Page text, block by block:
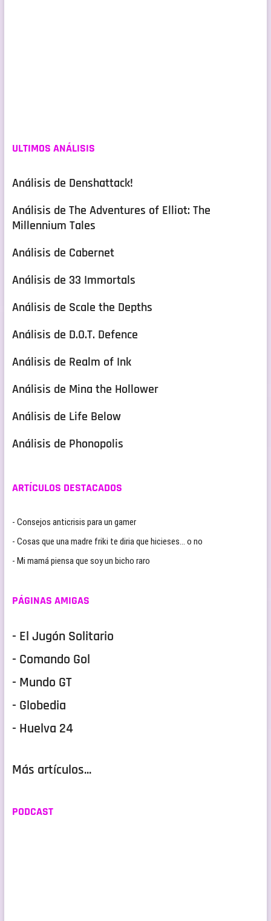
ULTIMOS ANÁLISIS
Análisis de Denshattack!
Análisis de The Adventures of Elliot: The
Millennium Tales
Análisis de Cabernet
Análisis de 33 Immortals
Análisis de Scale the Depths
Análisis de D.O.T. Defence
Análisis de Realm of Ink
Análisis de Mina the Hollower
Análisis de Life Below
Análisis de Phonopolis
ARTÍCULOS DESTACADOS
- Consejos anticrisis para un gamer
- Cosas que una madre friki te diria que hicieses… o no
- Mi mamá piensa que soy un bicho raro
PÁGINAS AMIGAS
- El Jugón Solitario
- Comando Gol
- Mundo GT
- Globedia
- Huelva 24
Más artículos...
PODCAST